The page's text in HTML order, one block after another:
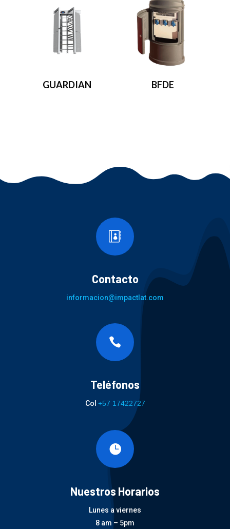
GUARDIAN BFDE

Contacto
informacion@impactlat.com

Teléfonos
Col +57 17422727

Nuestros Horarios
Lunes a viernes
8 am – 5pm